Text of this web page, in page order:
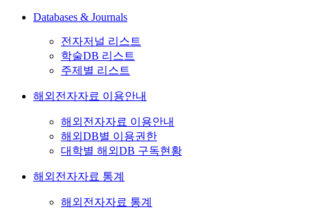
Databases & Journals
전자저널 리스트
학술DB 리스트
주제별 리스트
해외전자자료 이용안내
해외전자자료 이용안내
해외DB별 이용권한
대학별 해외DB 구독현황
해외전자자료 통계
해외전자자료 통계